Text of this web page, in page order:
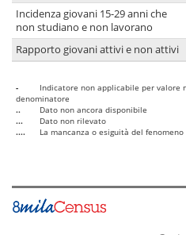
Incidenza giovani 15-29 anni che
non studiano e non lavorano
Rapporto giovani attivi e non attivi
-
Indicatore non applicabile per valore
denominatore
..
Dato non ancora disponibile
...
Dato non rilevato
....
La mancanza o esiguità del